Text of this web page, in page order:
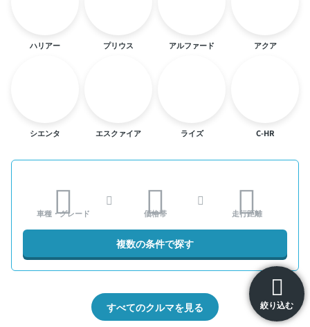
絞り込む
ハリアー プリウス アルファード アクア
シエンタ エスクァイア ライズ C-HR
車種・グレード 価格帯 走行距離
複数の条件で探す
すべてのクルマを見る